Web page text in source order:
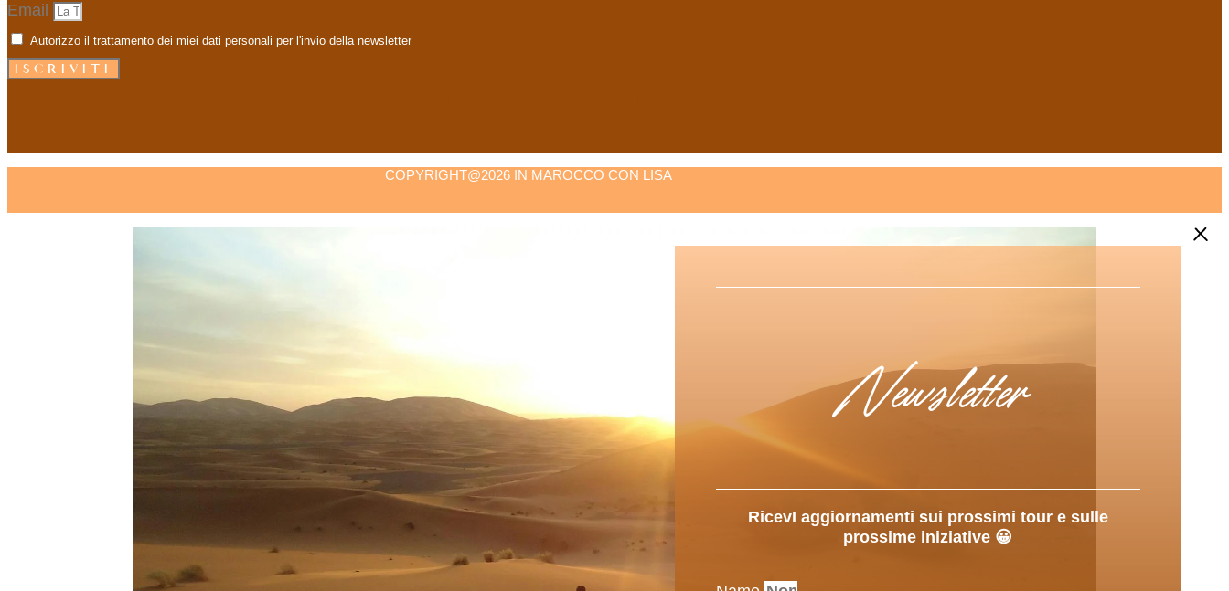
Email
Autorizzo il trattamento dei miei dati personali per l'invio della newsletter
ISCRIVITI
COPYRIGHT@2026 IN MAROCCO CON LISA
Newsletter
RicevI aggiornamenti sui prossimi tour e sulle
prossime iniziative 😀